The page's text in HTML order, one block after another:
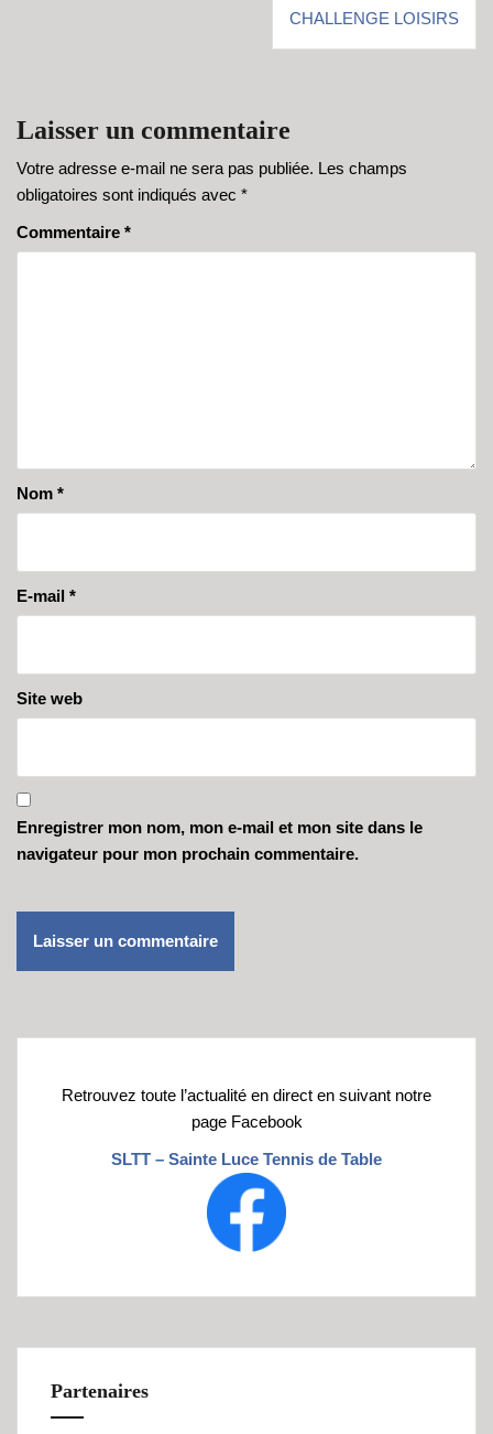
CHALLENGE LOISIRS
Laisser un commentaire
Votre adresse e-mail ne sera pas publiée. Les champs
obligatoires sont indiqués avec *
Commentaire *
Nom *
E-mail *
Site web
Enregistrer mon nom, mon e-mail et mon site dans le
navigateur pour mon prochain commentaire.
Retrouvez toute l’actualité en direct en suivant notre
page Facebook
SLTT – Sainte Luce Tennis de Table
Partenaires